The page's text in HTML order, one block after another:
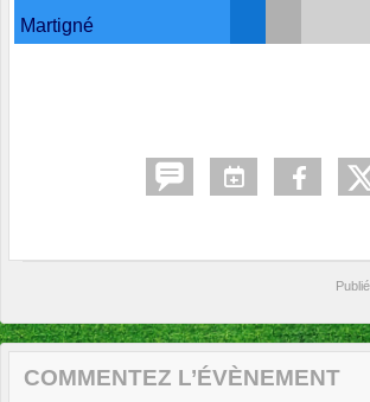
Martigné
COMMENTEZ L’ÉVÈNEMENT